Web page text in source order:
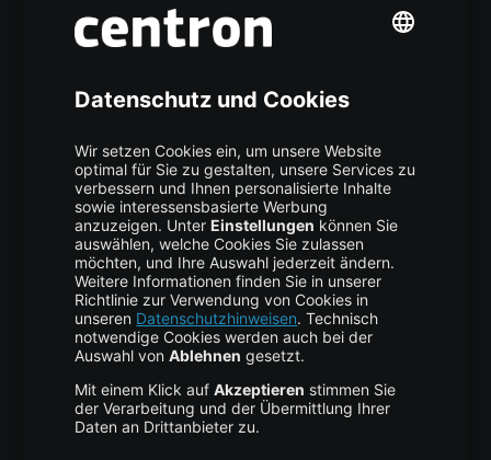
Mehr centron
High Availability
Trust Center
Data Recovery
Backup Service
Business Hosting
Cloud Storage
Cloud Anbieter
Leitfaden & Übersicht